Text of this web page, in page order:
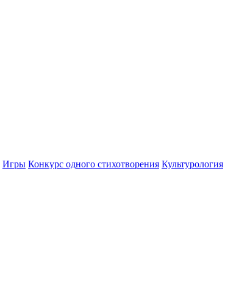
Игры Конкурс одного стихотворения Культурология